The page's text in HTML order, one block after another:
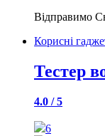
Відправимо
Корисні
Тестер
4.0 / 5
6